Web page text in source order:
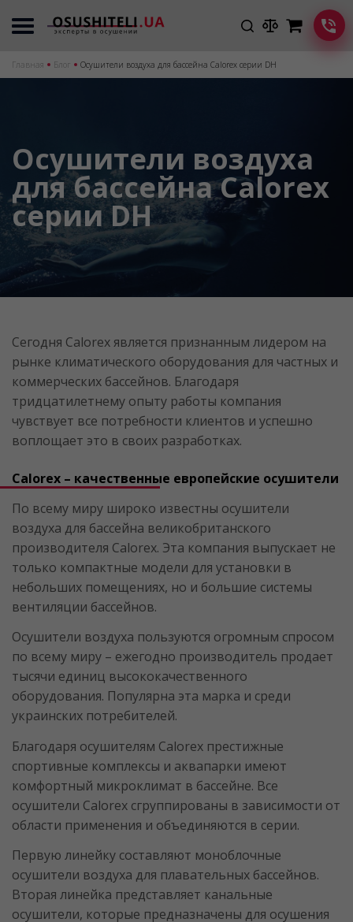
Главная Блог Осушители воздуха для бассейна Calorex серии DH
Осушители воздуха
для бассейна Calorex
серии DH
Сегодня Calorex является признанным лидером на
рынке климатического оборудования для частных и
коммерческих бассейнов. Благодаря
тридцатилетнему опыту работы компания
чувствует все потребности клиентов и успешно
воплощает это в своих разработках.
Calorex – качественные европейские осушители
По всему миру широко известны осушители
воздуха для бассейна великобританского
производителя Calorex. Эта компания выпускает не
только компактные модели для установки в
небольших помещениях, но и большие системы
вентиляции бассейнов.
Осушители воздуха пользуются огромным спросом
по всему миру – ежегодно производитель продает
тысячи единиц высококачественного
оборудования. Популярна эта марка и среди
украинских потребителей.
Благодаря осушителям Calorex престижные
спортивные комплексы и аквапарки имеют
комфортный микроклимат в бассейне. Все
осушители Calorex сгруппированы в зависимости от
области применения и объединяются в серии.
Первую линейку составляют моноблочные
осушители воздуха для плавательных бассейнов.
Вторая линейка представляет канальные
осушители, которые предназначены для осушения